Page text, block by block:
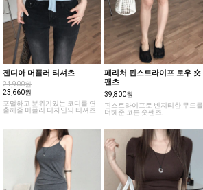
젠디아 머플러 티셔츠
24,900원
23,660원
포멀하고 분위기있는 코디를 연
출해줄 머플러 디자인의 티셔츠!
페리처 핀스트라이프 로우 숏
팬츠
39,800원
핀스트라이프로 빈지티한 무드를
더해준 코튼 숏팬츠!